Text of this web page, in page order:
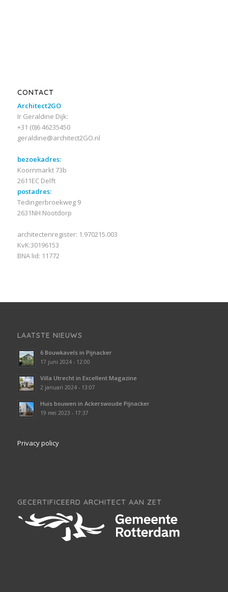
CONTACT
Architect2GO
Ir Geraldine Dijk:
+31 (0)6 46235450
geraldine@architect2GO.nl
bezoekadres:
Koornmarkt 73b
2611EC Delft
postadres:
Tedingerbroekweg 9
2631NH Nootdorp
architectenregister: 1.970215.003
KvK:30196153
BNA lid: 11772
LAATSTE NIEUWS
6 Bouwkavels in Pijnacker
17 juni 2024 - 12:00
Villa Utrecht in Excellent Magazine
2 januari 2024 - 13:07
Huis bouwen in Ackerswoude Pijnacker
19 mei 2023 - 17:37
Privacy policy
GECERTIFICEERD ARCHITECT AAN ZET